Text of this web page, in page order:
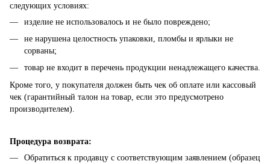
следующих условиях:
изделие не использовалось и не было повреждено;
не нарушена целостность упаковки, пломбы и ярлыки не
сорваны;
товар не входит в перечень продукции ненадлежащего качества.
Кроме того, у покупателя должен быть чек об оплате или кассовый
чек (гарантийный талон на товар, если это предусмотрено
производителем).
Процедура возврата:
Обратиться к продавцу с соответствующим заявлением (образец